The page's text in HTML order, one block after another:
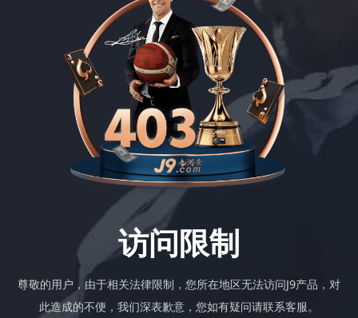
访问限制
尊敬的用户，由于相关法律限制，您所在地区无法访问J9产品，对
此造成的不便，我们深表歉意，您如有疑问请联系客服。